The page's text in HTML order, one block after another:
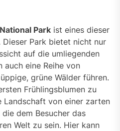
Park ist eines dieser
Park bietet nicht nur
auf die umliegenden
auch eine Reihe von
grüne Wälder führen.
Frühlingsblumen zu
Landschaft von einer zarten
dem Besucher das
Welt zu sein. Hier kann